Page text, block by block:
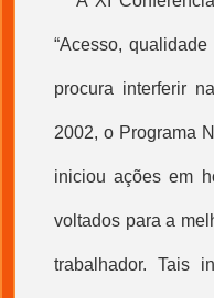
“Acesso, qualidade
procura interferir
2002, o Programa
iniciou ações em
voltados para a
trabalhador. Tais